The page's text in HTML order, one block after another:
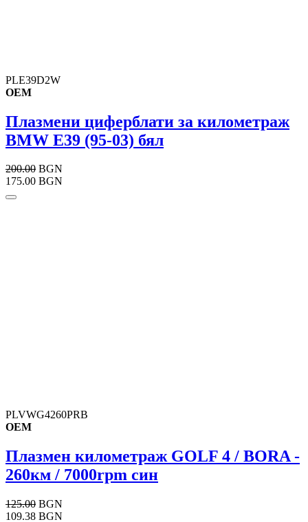
PLE39D2W
OEM
Плазмени циферблати за километраж
BMW E39 (95-03) бял
200.00 BGN
175.00 BGN
PLVWG4260PRB
OEM
Плазмен километраж GOLF 4 / BORA -
260км / 7000rpm син
125.00 BGN
109.38 BGN